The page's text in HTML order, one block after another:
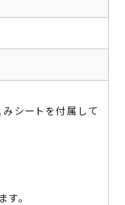
みシートを付属して
。